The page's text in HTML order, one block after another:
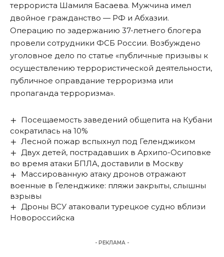
террориста Шамиля Басаева. Мужчина имел
двойное гражданство — РФ и Абхазии.
Операцию по задержанию 37-летнего блогера
провели сотрудники ФСБ России. Возбуждено
уголовное дело по статье «публичные призывы к
осуществлению террористической деятельности,
публичное оправдание терроризма или
пропаганда терроризма».
Посещаемость заведений общепита на Кубани
сократилась на 10%
Лесной пожар вспыхнул под Геленджиком
Двух детей, пострадавших в Архипо-Осиповке
во время атаки БПЛА, доставили в Москву
Массированную атаку дронов отражают
военные в Геленджике: пляжи закрыты, слышны
взрывы
Дроны ВСУ атаковали турецкое судно вблизи
Новороссийска
- РЕКЛАМА -